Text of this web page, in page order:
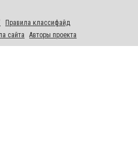
Правила классифайд
сайта Авторы проекта